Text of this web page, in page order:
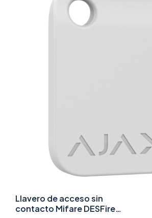
Llavero de acceso sin
contacto Mifare DESFire